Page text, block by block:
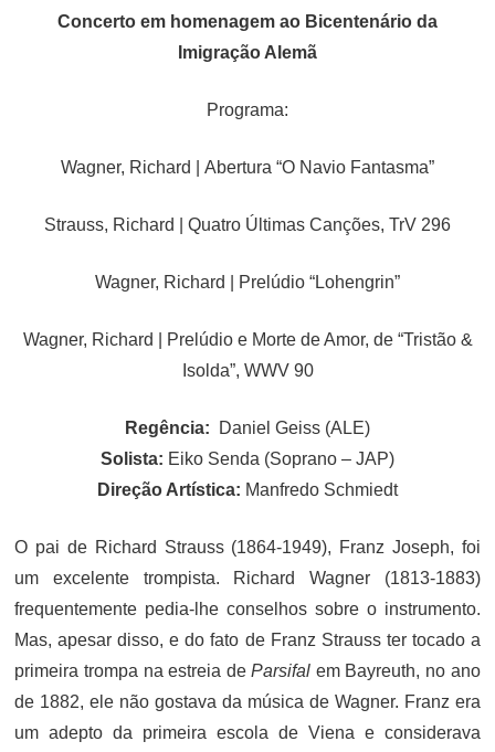
Concerto em homenagem ao Bicentenário da
Imigração Alemã
Programa:
Wagner, Richard | Abertura “O Navio Fantasma”
Strauss, Richard | Quatro Últimas Canções, TrV 296
Wagner, Richard | Prelúdio “Lohengrin”
Wagner, Richard | Prelúdio e Morte de Amor, de “Tristão &
Isolda”, WWV 90
Regência:
Daniel Geiss (ALE)
Solista: Eiko Senda (Soprano – JAP)
Direção Artística: Manfredo Schmiedt
O pai de Richard Strauss (1864-1949), Franz Joseph, foi
um excelente trompista. Richard Wagner (1813-1883)
frequentemente pedia-lhe conselhos sobre o instrumento.
Mas, apesar disso, e do fato de Franz Strauss ter tocado a
primeira trompa na estreia deParsifal em Bayreuth, no ano
de 1882, ele não gostava da música de Wagner. Franz era
um adepto da primeira escola de Viena e considerava